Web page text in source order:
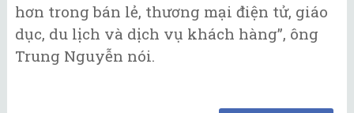
hơn trong bán lẻ, thương mại điện tử, giáo
dục, du lịch và dịch vụ khách hàng”, ông
Trung Nguyễn nói.